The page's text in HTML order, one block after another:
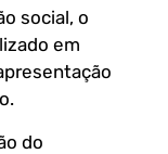
social, o
em
do